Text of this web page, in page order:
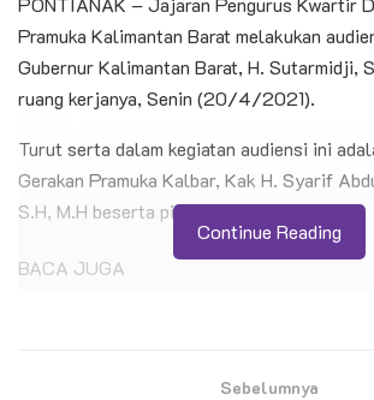
Pramuka Kalimantan Barat melakukan
Gubernur Kalimantan Barat, H. Sutarmidji,
ruang kerjanya, Senin (20/4/2021).
Turut serta dalam kegiatan audiensi ini
Gerakan Pramuka Kalbar, Kak H. Syarif
S.H, M.H beserta pimpinan Kwarda Kalbar.
BACA JUGA
Continue Reading
Sebelumnya